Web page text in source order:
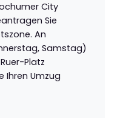
City
Sie
An
Samstag)
Platz
Ihren Umzug